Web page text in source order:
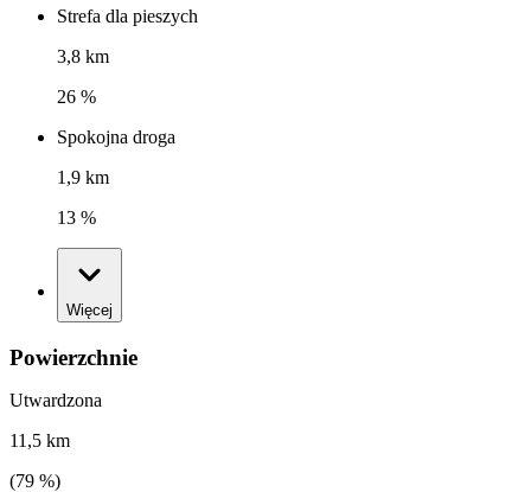
Strefa dla pieszych
3,8 km
26 %
Spokojna droga
1,9 km
13 %
Więcej
Powierzchnie
Utwardzona
11,5 km
(79 %)